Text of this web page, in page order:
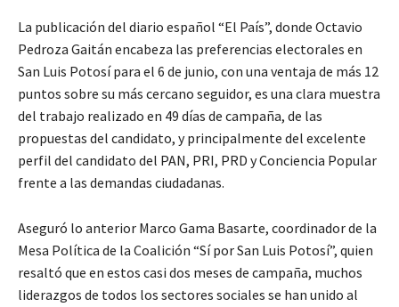
La publicación del diario español “El País”, donde Octavio
Pedroza Gaitán encabeza las preferencias electorales en
San Luis Potosí para el 6 de junio, con una ventaja de más 12
puntos sobre su más cercano seguidor, es una clara muestra
del trabajo realizado en 49 días de campaña, de las
propuestas del candidato, y principalmente del excelente
perfil del candidato del PAN, PRI, PRD y Conciencia Popular
frente a las demandas ciudadanas.
Aseguró lo anterior Marco Gama Basarte, coordinador de la
Mesa Política de la Coalición “Sí por San Luis Potosí”, quien
resaltó que en estos casi dos meses de campaña, muchos
liderazgos de todos los sectores sociales se han unido al